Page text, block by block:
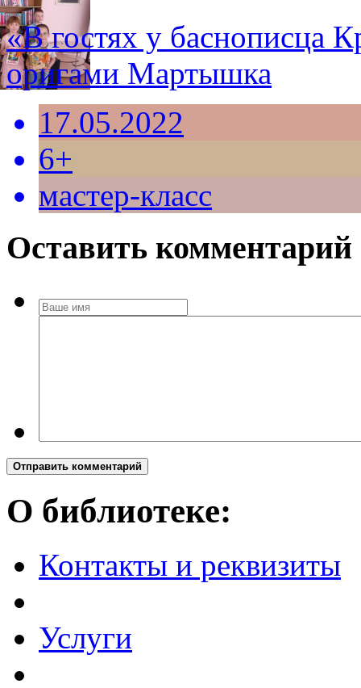
«В гостях у баснописца
оригами Мартышка
17.05.2022
6+
мастер-класс
Оставить комментарий
Отправить комментарий
О библиотеке:
Контакты и реквизиты
Услуги